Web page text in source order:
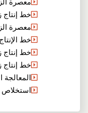
خط إنتاج
معصرة
خط
خط إنتاج
خط
استخلاص